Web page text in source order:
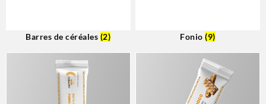
Barres de céréales (2) Fonio(9)